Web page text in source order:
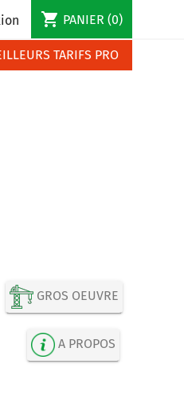
shopping_cart PANIER (0)
TARIFS PRO
GROS OEUVRE
A PROPOS